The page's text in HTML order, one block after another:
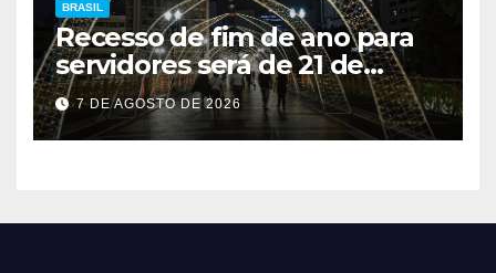
BRASIL
Recesso de fim de ano para
servidores será de 21 de
dezembro a 1º de janeiro
7 DE AGOSTO DE 2026